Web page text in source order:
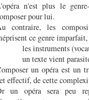
n'est plus le
pour lui.
contraire, les
ce genre
les instruments
un texte vient
un opéra est un
effectif, de cette
un opéra sera peu